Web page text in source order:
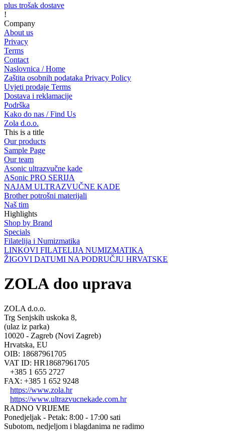
plus trošak dostave
!
Company
About us
Privacy
Terms
Contact
Naslovnica / Home
Zaštita osobnih podataka Privacy Policy
Uvjeti prodaje Terms
Dostava i reklamacije
Podrška
Kako do nas / Find Us
Zola d.o.o.
This is a title
Our products
Sample Page
Our team
Asonic ultrazvučne kade
ASonic PRO SERIJA
NAJAM ULTRAZVUČNE KADE
Brother potrošni materijali
Naš tim
Highlights
Shop by Brand
Specials
Filatelija i Numizmatika
LINKOVI FILATELIJA NUMIZMATIKA
ŽIGOVI DATUMI NA PODRUČJU HRVATSKE
ZOLA doo uprava
ZOLA d.o.o.
Trg Senjskih uskoka 8,
(ulaz iz parka)
10020 - Zagreb (Novi Zagreb)
Hrvatska, EU
OIB: 18687961705
VAT ID: HR18687961705
+385 1 655 2727
FAX: +385 1 652 9248
https://www.zola.hr
https://www.ultrazvucnekade.com.hr
RADNO VRIJEME
Ponedjeljak - Petak: 8:00 - 17:00 sati
Subotom, nedjeljom i blagdanima ne radimo